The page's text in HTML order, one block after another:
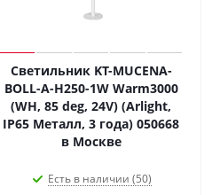
Светильник KT-MUCENA-
BOLL-A-H250-1W Warm3000
(WH, 85 deg, 24V) (Arlight,
IP65 Металл, 3 года) 050668
в Москве
Есть в наличии (50)